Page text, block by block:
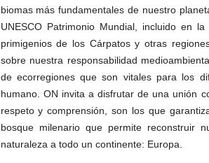
biomas más fundamentales de nuestro
UNESCO Patrimonio Mundial, incluido en
primigenios de los Cárpatos y otras
sobre nuestra responsabilidad
de ecorregiones que son vitales para los
humano. ON invita a disfrutar de una unión
respeto y comprensión, son los que
bosque milenario que permite reconstruir
naturaleza a todo un continente: Europa.